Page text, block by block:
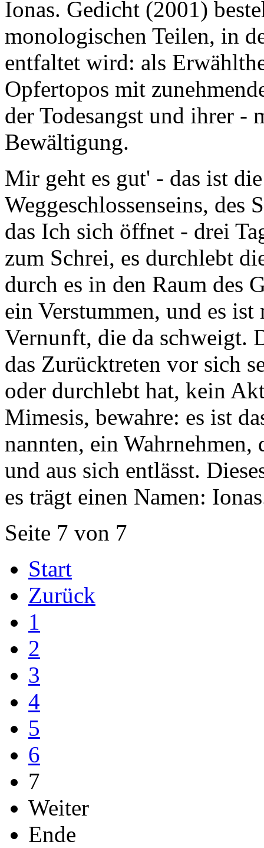
Ionas. Gedicht (2001)
monologischen Teilen, in
entfaltet wird: als
Opfertopos mit
der Todesangst und ihrer -
Bewältigung.
Mir geht es gut' - das ist
Weggeschlossenseins, des
das Ich sich öffnet - drei
zum Schrei, es durchlebt
durch es in den Raum des
ein Verstummen, und es
Vernunft, die da schweigt.
das Zurücktreten vor sich
oder durchlebt hat, kein
Mimesis, bewahre: es ist
nannten, ein Wahrnehmen,
und aus sich entlässt.
es trägt einen Namen:
Seite 7 von 7
Start
Zurück
1
2
3
4
5
6
7
Weiter
Ende